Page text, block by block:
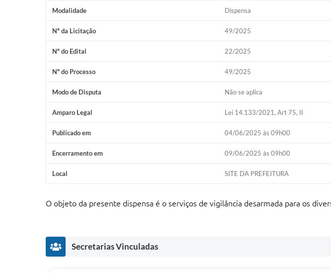
Modalidade Dispensa
Nº da Licitação 49/2025
Nº do Edital 22/2025
Nº do Processo 49/2025
Modo de Disputa Não se aplica
Amparo Legal Lei 14.133/2021, Art 75, II
Publicado em 04/06/2025 às 09h00
Encerramento em 09/06/2025 às 09h00
Local SITE DA PREFEITURA
O objeto da presente dispensa é o serviços de vigilância desarmada para os
Secretarias Vinculadas